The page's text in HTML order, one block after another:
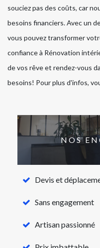
souciez pas des coûts, car
besoins financiers. Avec un
vous pouvez transformer
confiance à Rénovation
de vos rêve et rendez-vous
besoins! Pour plus d'infos,
NOS
Devis et
Sans engagement
Artisan passionné